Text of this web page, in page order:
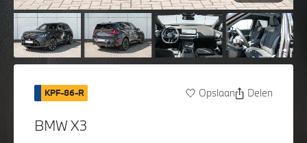
KPF-86-R Opslaan Delen
BMW X3